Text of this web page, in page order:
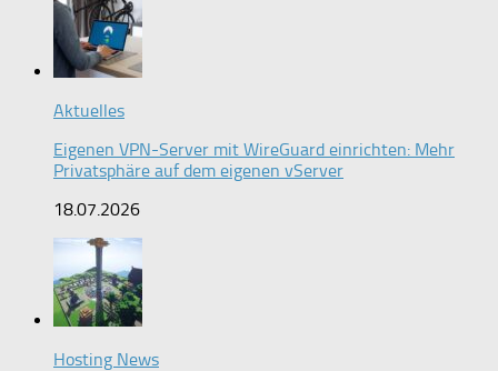
Aktuelles
Eigenen VPN-Server mit WireGuard einrichten: Mehr
Privatsphäre auf dem eigenen vServer
18.07.2026
Hosting News